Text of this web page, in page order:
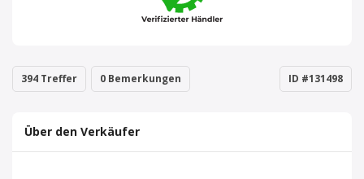
394 Treffer 0 Bemerkungen ID #131498
Über den Verkäufer